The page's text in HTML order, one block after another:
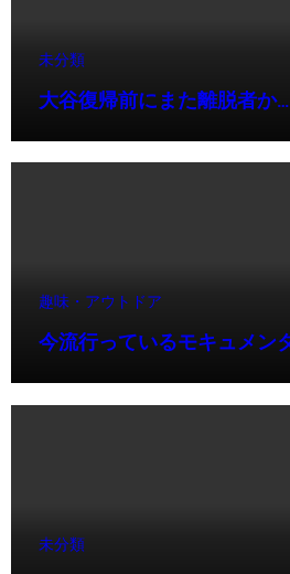
未分類
大谷復帰前にまた離脱者か…
趣味・アウトドア
今流行っているモキュメン
未分類